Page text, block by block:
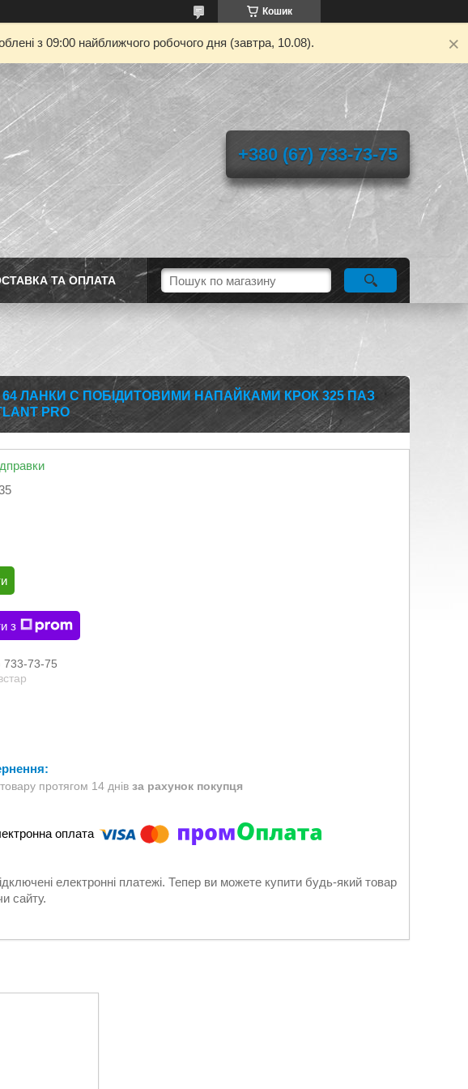
Кошик
з 09:00 найближчого робочого дня (завтра, 10.08).
+380 (67) 733-73-75
ТА ОПЛАТА
ЛАНКИ C ПОБІДИТОВИМИ НАПАЙКАМИ КРОК 325 ПАЗ
PRO
з
733-73-75
протягом 14 днів за рахунок покупця
електронні платежі. Тепер ви можете купити будь-який товар
сайту.